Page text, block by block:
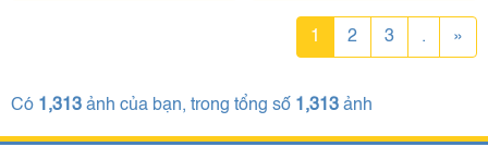
1 2 3 . »
Có 1,313 ảnh của bạn, trong tổng số 1,313 ảnh